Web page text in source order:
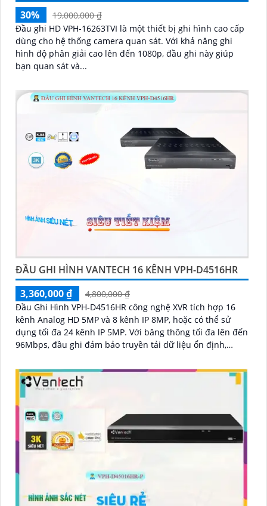
30%
19,000,000 ₫
Đầu ghi HD VPH-16263TVI là một thiết bị ghi hình cao cấp
dùng cho hệ thống camera quan sát. Với khả năng ghi
hình độ phân giải cao lên đến 1080p, đầu ghi này giúp
bạn quan sát và...
ĐẦU GHI HÌNH VANTECH 16 KÊNH VPH-D4516HR
3,360,000 ₫
4,800,000 ₫
Đầu Ghi Hình VPH-D4516HR công nghệ XVR tích hợp 16
kênh Analog HD 5MP và 8 kênh IP 8MP, hoặc có thể sử
dụng tối đa 24 kênh IP 5MP. Với băng thông tối đa lên đến
96Mbps, đầu ghi đảm bảo truyền tải dữ liệu ổn định,
nên dễ dàng hơn